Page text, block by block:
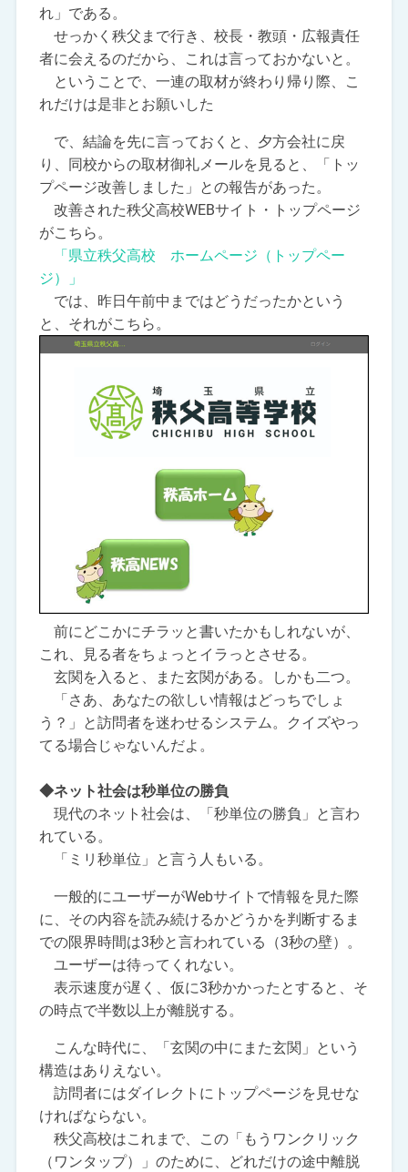
れ」である。
せっかく秩父まで行き、校長・教頭・広報責任
者に会えるのだから、これは言っておかないと。
ということで、一連の取材が終わり帰り際、こ
れだけは是非とお願いした
で、結論を先に言っておくと、夕方会社に戻
り、同校からの取材御礼メールを見ると、「トッ
プページ改善しました」との報告があった。
改善された秩父高校WEBサイト・トップページ
がこちら。
「県立秩父高校 ホームページ（トップペー
ジ）」
では、昨日午前中まではどうだったかという
と、それがこちら。
前にどこかにチラッと書いたかもしれないが、
これ、見る者をちょっとイラっとさせる。
玄関を入ると、また玄関がある。しかも二つ。
「さあ、あなたの欲しい情報はどっちでしょ
う？」と訪問者を迷わせるシステム。クイズやっ
てる場合じゃないんだよ。
◆ネット社会は秒単位の勝負
現代のネット社会は、「秒単位の勝負」と言わ
れている。
「ミリ秒単位」と言う人もいる。
一般的にユーザーがWebサイトで情報を見た際
に、その内容を読み続けるかどうかを判断するま
での限界時間は3秒と言われている（3秒の壁）。
ユーザーは待ってくれない。
表示速度が遅く、仮に3秒かかったとすると、そ
の時点で半数以上が離脱する。
こんな時代に、「玄関の中にまた玄関」という
構造はありえない。
訪問者にはダイレクトにトップページを見せな
ければならない。
秩父高校はこれまで、この「もうワンクリック
（ワンタップ）」のために、どれだけの途中離脱